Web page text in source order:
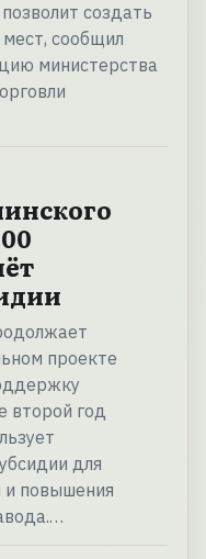
создать
сообщил
министерства
проекте
второй год
для
и повышения